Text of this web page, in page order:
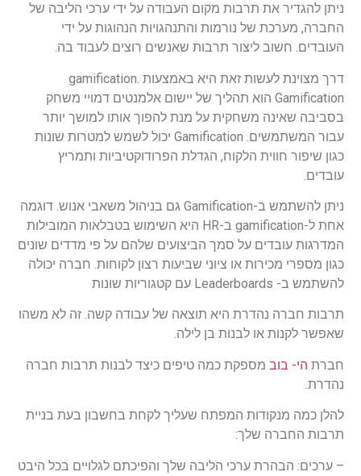
ניתן להגדיר את תרבות מקום העבודה על ידי ערכי הליבה של
החברה, מערכת של נורמות והתנהגויות הנהוגות על ידי
העובדים. חשוב ליצור תרבות שאנשים רוצים לעבוד בה.
דרך מצוינת לעשות זאת היא באמצעות gamification.
Gamification הוא תהליך של יישום אלמנטים דמויי משחק
בסביבה שאינה משחקית על מנת להפוך אותו למושך יותר
עבור המשתמשים. Gamification יכול לשמש למטרות שונות
כגון שיפור חווית הלקוח, הגדלת הפרודוקטיביות ותמריץ
עובדים.
ניתן להשתמש ב-Gamification גם בניהול משאבי אנוש. דוגמה
אחת ל-gamification ב-HR היא השימוש בטבלאות המובילות
המדרגות עובדים על סמך הביצועים שלהם על פי מדדים שונים
כגון מספרי מכירות או ציוני שביעות רצון לקוחות. חברה יכולה
להשתמש ב- Leaderboards עם קטגוריות שונות
תרבות חברה נהדרת היא תוצאה של עבודה קשה. זה לא משהו
שאפשר לקנות או לבנות בן לילה.
חברת הי- בוב מספקת כמה טיפים כיצד לבנות תרבות חברה
נהדרת.
להלן כמה מנקודות המפתח שעליך לקחת בחשבון בעת בניית
תרבות החברה שלך:
– ערכים: הבהרת ערכי הליבה שלך והפיכתם לגלויים בכל היבט